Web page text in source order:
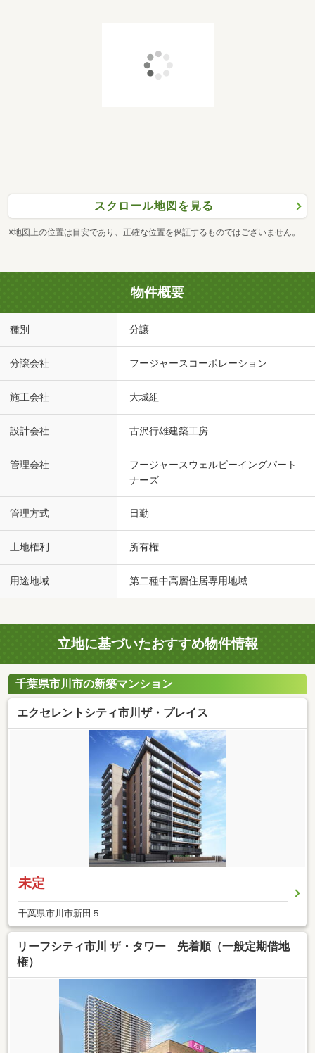
スクロール地図を見る
※地図上の位置は目安であり、正確な位置を保証するものではございません。
物件概要
種別 分譲
分譲会社 フージャースコーポレーション
施工会社 大城組
設計会社 古沢行雄建築工房
管理会社
フージャースウェルビーイングパート
ナーズ
管理方式 日勤
土地権利 所有権
用途地域 第二種中高層住居専用地域
立地に基づいたおすすめ物件情報
千葉県市川市の新築マンション
エクセレントシティ市川ザ・プレイス
未定
千葉県市川市新田５
リーフシティ市川 ザ・タワー 先着順（一般定期借地
権）